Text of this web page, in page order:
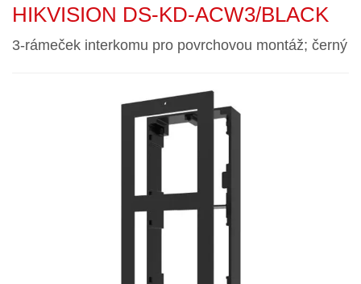
HIKVISION DS-KD-ACW3/BLACK
3-rámeček interkomu pro povrchovou montáž; černý